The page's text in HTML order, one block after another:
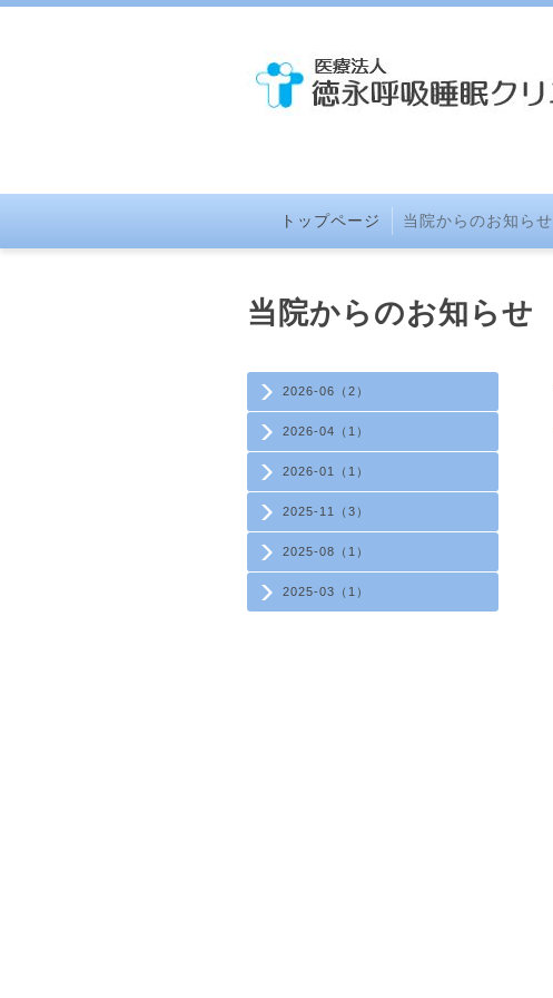
トップページ 当院からのお知らせ
2026-06（2）
2026-04（1）
2026-01（1）
2025-11（3）
2025-08（1）
2025-03（1）
当院からのお知らせ